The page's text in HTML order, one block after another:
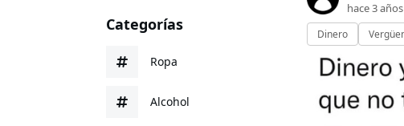
Categorías
Ropa
Alcohol
hace 3 años
Dinero